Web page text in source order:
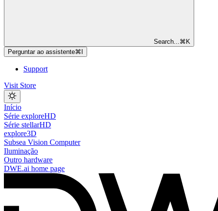
Search...⌘ K
Perguntar ao assistente⌘
Support
Visit Store
Início
Série exploreHD
Série stellarHD
explore3D
Subsea Vision Computer
Iluminação
Outro hardware
DWE.ai home page